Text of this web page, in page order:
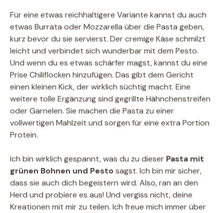
Für eine etwas reichhaltigere Variante kannst du auch
etwas Burrata oder Mozzarella über die Pasta geben,
kurz bevor du sie servierst. Der cremige Käse schmilzt
leicht und verbindet sich wunderbar mit dem Pesto.
Und wenn du es etwas schärfer magst, kannst du eine
Prise Chiliflocken hinzufügen. Das gibt dem Gericht
einen kleinen Kick, der wirklich süchtig macht. Eine
weitere tolle Ergänzung sind gegrillte Hähnchenstreifen
oder Garnelen. Sie machen die Pasta zu einer
vollwertigen Mahlzeit und sorgen für eine extra Portion
Protein.
Ich bin wirklich gespannt, was du zu dieser Pasta mit
grünen Bohnen und Pestosagst. Ich bin mir sicher,
dass sie auch dich begeistern wird. Also, ran an den
Herd und probiere es aus! Und vergiss nicht, deine
Kreationen mit mir zu teilen. Ich freue mich immer über